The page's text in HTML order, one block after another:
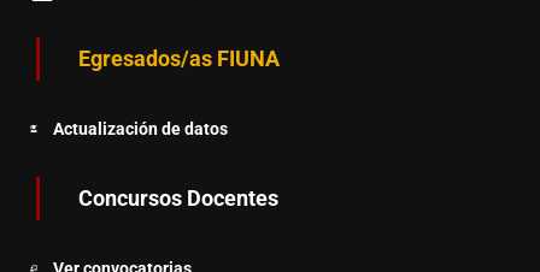
Egresados/as FIUNA
Actualización de datos
Concursos Docentes
Ver convocatorias